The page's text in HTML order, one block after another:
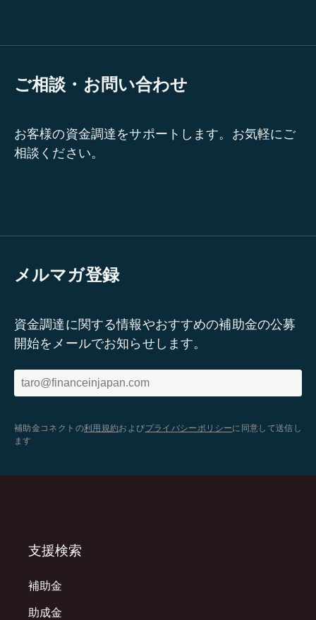
ご相談・お問い合わせ
お客様の資金調達をサポートします。お気軽にご
相談ください。
メルマガ登録
資金調達に関する情報やおすすめの補助金の公募
開始をメールでお知らせします。
補助金コネクトの利用規約およびプライバシーポリシーに同意して送信し
ます
支援検索
補助金
助成金